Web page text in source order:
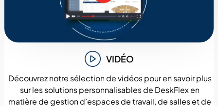
VIDÉO
Découvrez notre sélection de vidéos pour en savoir plus
sur les solutions personnalisables de DeskFlex en
matière de gestion d’espaces de travail, de salles et de